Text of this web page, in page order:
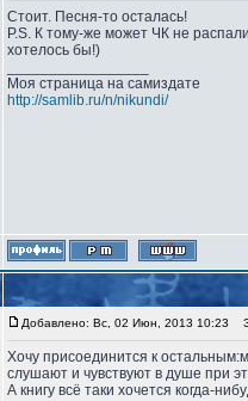
Стоит. Песня-то осталась!
P.S. К тому-же может ЧК не
хотелось бы!)
Моя страница на самиздате
http://samlib.ru/n/nikundi/
Добавлено: Вс, 02 Июн, 2013 10:23
Хочу присоединится к
слушают и чувствуют в душе при
А книгу всё таки хочется когда-